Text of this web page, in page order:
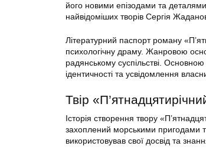
його новими епізодами та
найвідоміших творів Сергія
Літературний паспорт роману
психологічну драму. Жанровою
радянському суспільстві.
ідентичності та усвідомлення
Твір
Історія створення твору
захоплений морськими пригодами
використовував свої досвід та